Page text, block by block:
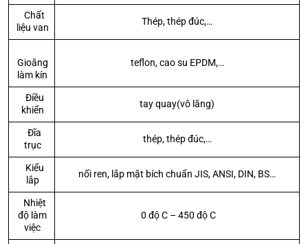
Chất
liệu van
Thép, thép đúc,…
Gioăng
làm kín
teflon, cao su EPDM,…
Điều
khiển
tay quay(vô lăng)
Đĩa
trục
thép, thép đúc,…
Kiểu
lắp
nối ren, lắp mặt bích chuẩn JIS, ANSI, DIN, BS…
Nhiệt
độ làm
việc
0 độ C – 450 độ C